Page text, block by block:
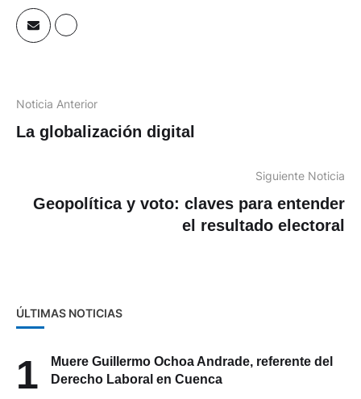
Noticia Anterior
La globalización digital
Siguiente Noticia
Geopolítica y voto: claves para entender
el resultado electoral
ÚLTIMAS NOTICIAS
1
Muere Guillermo Ochoa Andrade, referente del
Derecho Laboral en Cuenca